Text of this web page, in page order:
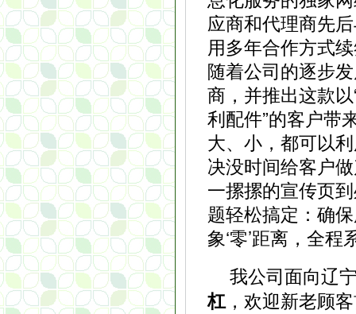
应商和代理商先
用多年合作方式
随着公司的逐步
商，并推出这款
利配件”的客户带
大、小，都可以
决没时间给客户
一摞摞的宣传页
题轻松搞定：确保
象‘零’距离，全程
我公司面向辽
杠，欢迎新老顾